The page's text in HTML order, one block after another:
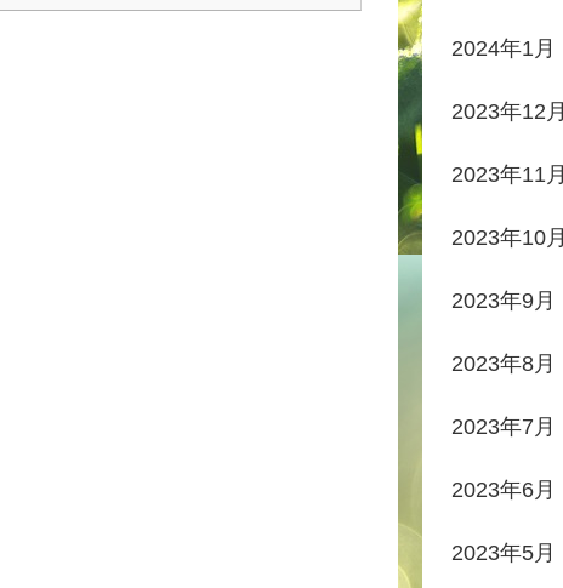
2024年1月
2023年12月
2023年11月
2023年10月
2023年9月
2023年8月
2023年7月
2023年6月
2023年5月